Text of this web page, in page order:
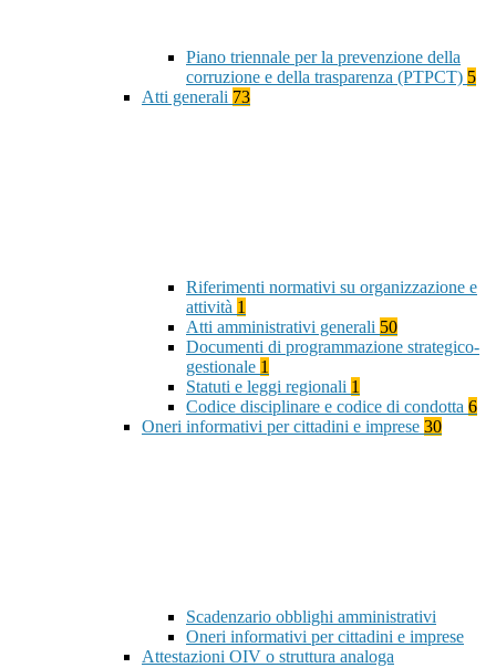
Piano triennale per la prevenzione della
corruzione e della trasparenza (PTPCT) 5
Atti generali 73
Riferimenti normativi su organizzazione e
attività 1
Atti amministrativi generali 50
Documenti di programmazione strategico-
gestionale 1
Statuti e leggi regionali 1
Codice disciplinare e codice di condotta 6
Oneri informativi per cittadini e imprese 30
Scadenzario obblighi amministrativi
Oneri informativi per cittadini e imprese
Attestazioni OIV o struttura analoga